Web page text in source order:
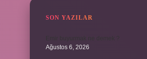
SON YAZILAR
Ağustos 6, 2026